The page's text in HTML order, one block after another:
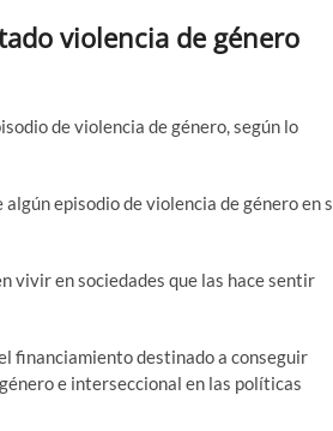
violencia de género
de violencia de género, según lo
episodio de violencia de género en
vivir en sociedades que las hace sentir
financiamiento destinado a conseguir
e interseccional en las políticas